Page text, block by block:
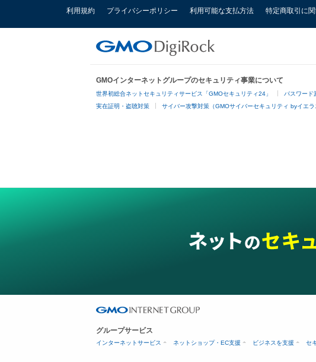
利用規約 プライバシーポリシー 利用可能な支払方法 特定商取引に
GMOインターネットグループのセキュリティ事業について
世界初総合ネットセキュリティサービス「GMOセキュリティ24」 パスワード
実在証明・盗聴対策 サイバー攻撃対策（GMOサイバーセキュリティ byイエラ
グループサービス
インターネットサービス ネットショップ・EC支援 ビジネスを支援 セ